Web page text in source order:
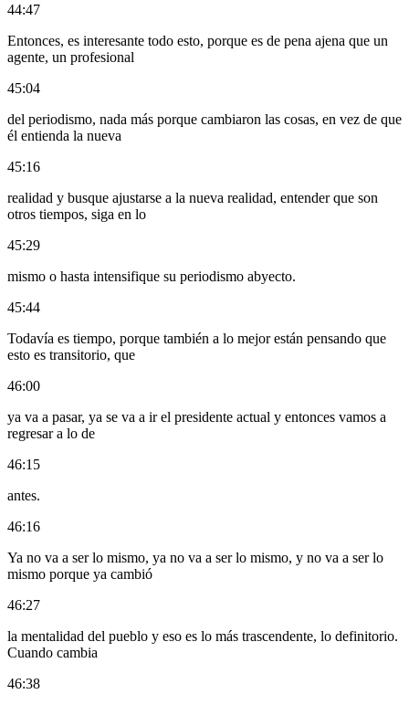
44:47
Entonces, es interesante todo esto, porque es de pena ajena que un
agente, un profesional
45:04
del periodismo, nada más porque cambiaron las cosas, en vez de que
él entienda la nueva
45:16
realidad y busque ajustarse a la nueva realidad, entender que son
otros tiempos, siga en lo
45:29
mismo o hasta intensifique su periodismo abyecto.
45:44
Todavía es tiempo, porque también a lo mejor están pensando que
esto es transitorio, que
46:00
ya va a pasar, ya se va a ir el presidente actual y entonces vamos a
regresar a lo de
46:15
antes.
46:16
Ya no va a ser lo mismo, ya no va a ser lo mismo, y no va a ser lo
mismo porque ya cambió
46:27
la mentalidad del pueblo y eso es lo más trascendente, lo definitorio.
Cuando cambia
46:38